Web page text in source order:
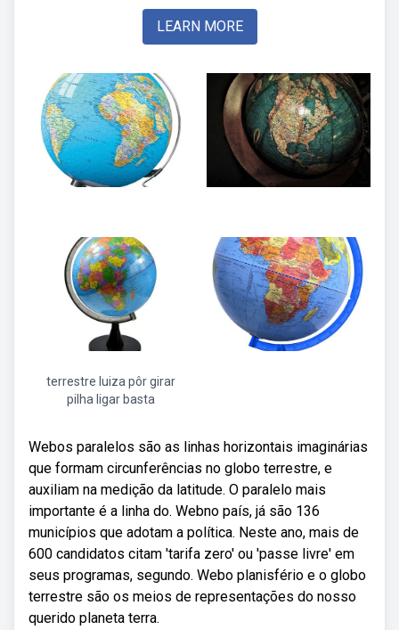
LEARN MORE
terrestre luiza pôr girar
pilha ligar basta
Webos paralelos são as linhas horizontais imaginárias
que formam circunferências no globo terrestre, e
auxiliam na medição da latitude. O paralelo mais
importante é a linha do. Webno país, já são 136
municípios que adotam a política. Neste ano, mais de
600 candidatos citam 'tarifa zero' ou 'passe livre' em
seus programas, segundo. Webo planisfério e o globo
terrestre são os meios de representações do nosso
querido planeta terra.